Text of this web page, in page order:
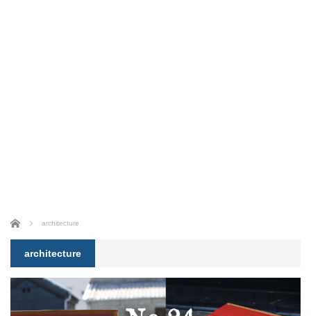
ホーム architecture
architecture